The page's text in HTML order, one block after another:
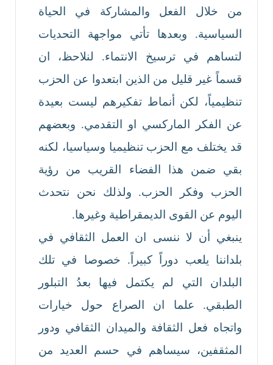
من خلال الفعل والمشاركة في الحياة
السياسية. وبعدها تأتي مواجهة التحديات
لتساهم في ترسيخ الانتماء. لنلاحظ، ان
قسماً غير قليل من الذين ابتعدوا عن الحزب
تنظيمياً، لكن أنماط تفكيرهم ليست بعيدة
عن الفكر الماركسي او التقدمي. وبعضهم
قد يختلف مع الحزب تنظيميا وسياسيا، لكنه
بقي ضمن هذا الفضاء القريب من رؤية
الحزب وفكر الحزب. ولذلك نحن نتحدث
اليوم عن القوى الديمقراطية وغيرها.
ينبغي أن لا ننسى ان العمل الثقافي في
بلداننا يلعب دوراً كبيراً. خصوصا في تلك
البلدان التي لم يكتمل فيها بعدُ التبلور
الطبقي. علما ان الصراع حول خيارات
واتجاه فعل الثقافة والميدان الثقافي ودور
المثقفين، سيساهم في حسم العديد من